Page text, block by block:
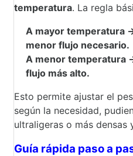
temperatura. La regla
A mayor temperatura
menor flujo necesario.
A menor temperatura
flujo más alto.
Esto permite ajustar el
según la necesidad,
ultraligeras o más densas
Guía rápida paso a